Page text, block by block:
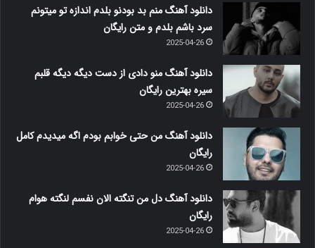
دانلود آهنگ منم بد بودنو بلدم اندازه تو میتونم
سرد باشم بلدم و متن رایگان
2025-04-26
دانلود آهنگ منو دادی از دست دیگه دیگه قلبم
سیره بهترین رایگان
2025-04-26
دانلود آهنگ من حتی خوابم بودم اگه میدیدم کامل
رایگان
2025-04-26
دانلود آهنگ دل من تنگته الان نفسم لنگته هوام
رایگان
2025-04-26